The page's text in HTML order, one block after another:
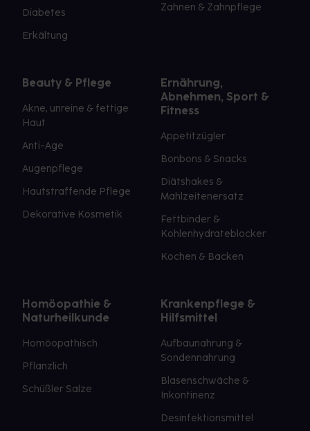
Diabetes
Erkältung
Zahnen & Zahnpflege
Beauty & Pflege
Akne, unreine & fettige
Haut
Anti-Age
Augenpflege
Hautstraffende Pflege
Dekorative Kosmetik
Ernährung,
Abnehmen, Sport &
Fitness
Appetitzügler
Bonbons & Snacks
Diätshakes &
Mahlzeitenersatz
Fettbinder &
Kohlenhydrateblocker
Kochen & Backen
Homöopathie &
Naturheilkunde
Homöopathisch
Pflanzlich
Schüßler Salze
Krankenpflege &
Hilfsmittel
Aufbaunahrung &
Sondennahrung
Blasenschwäche &
Inkontinenz
Desinfektionsmittel